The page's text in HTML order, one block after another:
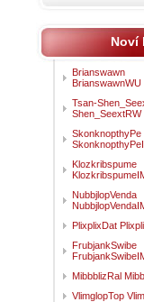
Noví
Brianswawn
BrianswawnWU
Tsan-
Shen_SeextRW
SkonknopthyPe
Klozkribspume
NubbjlopVenda
PlixplixDat
FrubjankSwibe
MibbblizRal
VlimglopTop